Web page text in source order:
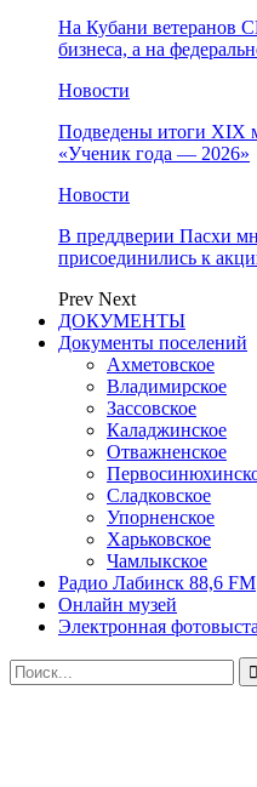
На Кубани ветеранов
бизнеса, а на
Новости
Подведены итоги XIX
«Ученик года — 2026»
Новости
В преддверии Пасхи
присоединились к
Prev Next
ДОКУМЕНТЫ
Документы поселений
Ахметовское
Владимирское
Зассовское
Каладжинское
Отважненское
Сладковское
Упорненское
Харьковское
Чамлыкское
Радио Лабинск 88,6 FM
Онлайн музей
Электронная